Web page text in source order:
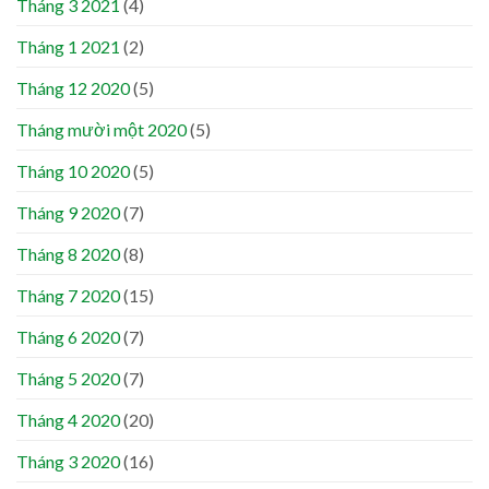
Tháng 3 2021 (4)
Tháng 1 2021 (2)
Tháng 12 2020(5)
Tháng mười một 2020(5)
Tháng 10 2020(5)
Tháng 9 2020(7)
Tháng 8 2020(8)
Tháng 7 2020(15)
Tháng 6 2020(7)
Tháng 5 2020(7)
Tháng 4 2020(20)
Tháng 3 2020(16)